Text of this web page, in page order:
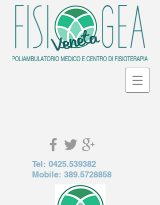
Tel: 0425.539382
Mobile: 389.5728858